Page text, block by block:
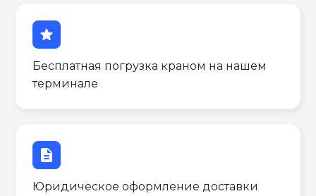
star
Бесплатная погрузка краном на нашем
терминале
description
Юридическое оформление доставки